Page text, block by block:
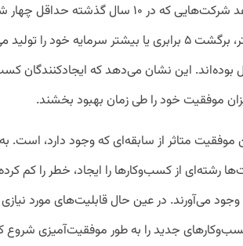
نشان می‌دهد شرکت‌هایی که در ۱۰ سال
دوبرابر بیشتر، برگشت ۵ برابری یا بیشتر سرمایه
بوده‌اند. این نشان می‌دهد که ایجادکنندگان
موفقیت خود را طی زمان بهبود بخشند.
موفقیت متاثر از سابقه‌ای که وجود دارد،
رشته‌ای از کسب‌وکارها را ایجاد، خطر را کم
وجود می‌آورند. در عین حال قابلیت‌های مورد
جدید را به طور موفقیت‌آمیزی